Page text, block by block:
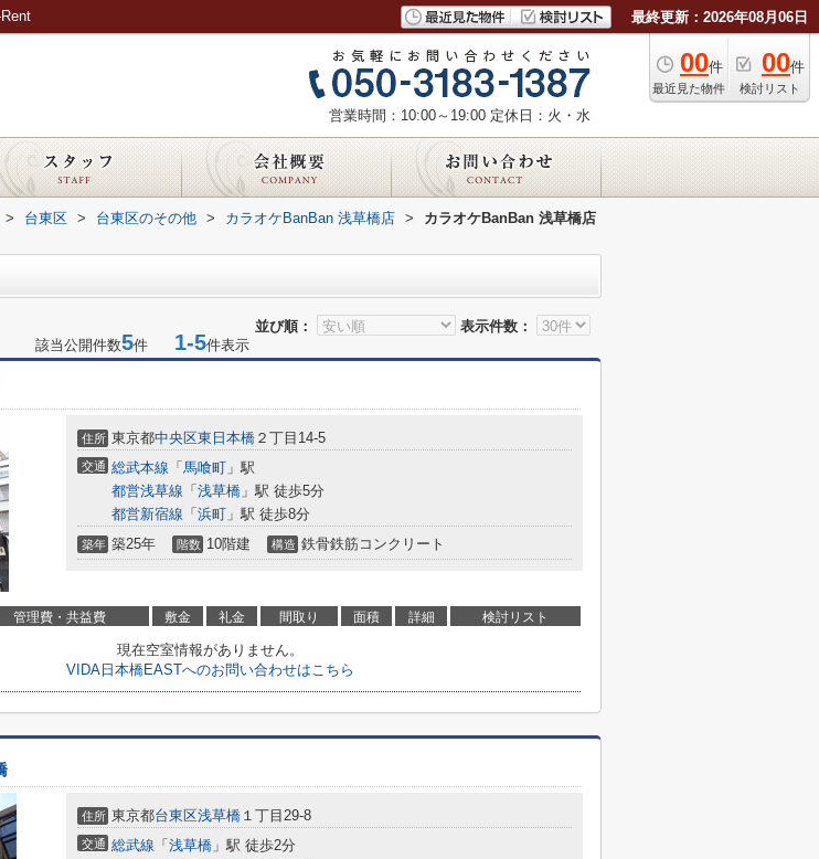
最終更新：2026年08月06日
00件
最近見た物件
00件
検討リスト
営業時間：10:00～19:00 定休日：火・水
> 台東区 > 台東区のその他 > カラオケBanBan 浅草橋店 >
カラオケBanBan 浅草橋店
並び順： 表示件数：
該当公開件数5件 1-5件表示
住所 東京都中央区東日本橋 ２丁目14-5
交通 総武本線 「 馬喰町 」駅
都営浅草線 「 浅草橋 」駅 徒歩5分
都営新宿線 「 浜町 」駅 徒歩8分
築年 築25年 階数 10階建 構造 鉄骨鉄筋コンクリート
管理費・共益費 敷金 礼金 間取り 面積 詳細 検討リスト
現在空室情報がありません。
VIDA日本橋EASTへのお問い合わせはこちら
住所 東京都台東区浅草橋 １丁目29-8
交通 総武線 「 浅草橋 」駅 徒歩2分